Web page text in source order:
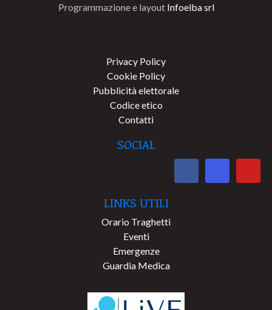
Programmazione e layout Infoelba srl
Privacy Policy
Cookie Policy
Pubblicità elettorale
Codice etico
Contatti
SOCIAL
LINKS UTILI
Orario Traghetti
Eventi
Emergenze
Guardia Medica